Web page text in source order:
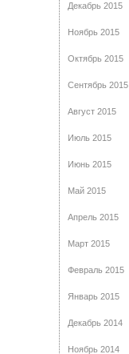
Декабрь 2015
Ноябрь 2015
Октябрь 2015
Сентябрь 2015
Август 2015
Июль 2015
Июнь 2015
Май 2015
Апрель 2015
Март 2015
Февраль 2015
Январь 2015
Декабрь 2014
Ноябрь 2014